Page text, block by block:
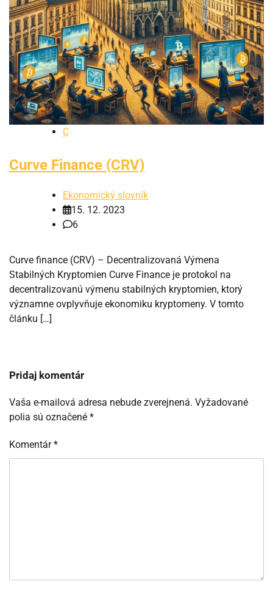
C
Curve Finance (CRV)
Ekonomický slovník
15. 12. 2023
6
Curve finance (CRV) – Decentralizovaná Výmena
Stabilných Kryptomien Curve Finance je protokol na
decentralizovanú výmenu stabilných kryptomien, ktorý
významne ovplyvňuje ekonomiku kryptomeny. V tomto
článku […]
Pridaj komentár
Vaša e-mailová adresa nebude zverejnená. Vyžadované
polia sú označené *
Komentár*